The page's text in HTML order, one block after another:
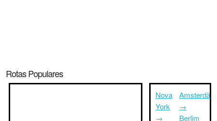
Rotas Populares
Nova
York
→
Amsterdã
→
Berlim